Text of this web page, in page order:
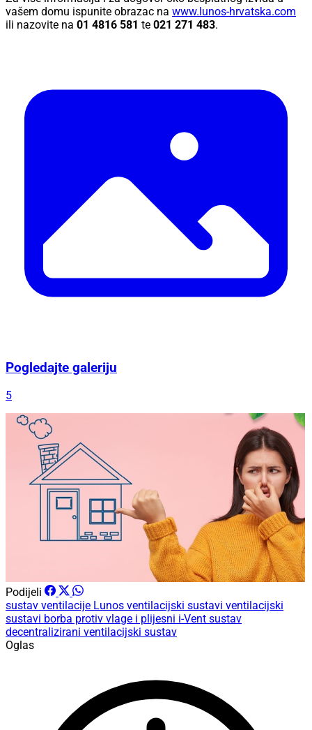
vašem domu ispunite obrazac na www.lunos-hrvatska.com
ili nazovite na 01 4816 581 te 021 271 483.
Pogledajte galeriju
5
Podijeli
sustav ventilacije Lunos ventilacijski sustavi ventilacijski
sustavi borba protiv vlage i plijesni i-Vent sustav
decentralizirani ventilacijski sustav
Oglas